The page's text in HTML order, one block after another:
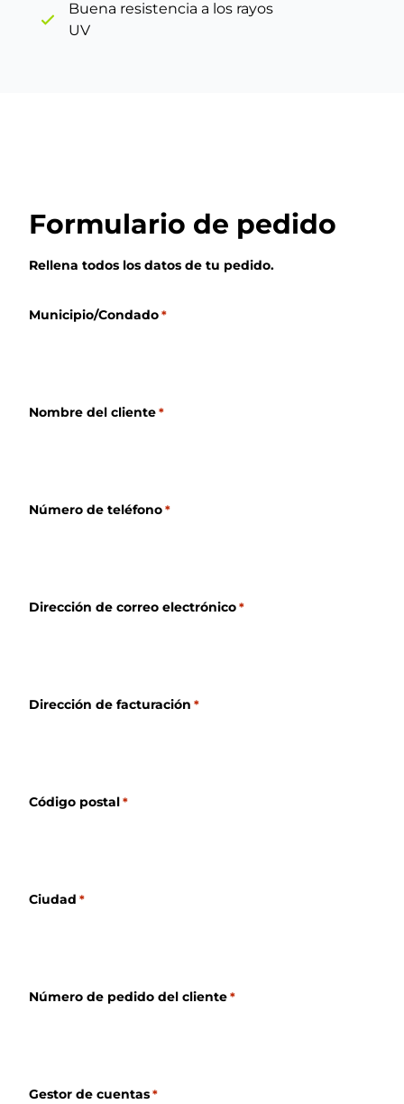
Buena resistencia a los rayos
UV
Formulario de pedido
Rellena todos los datos de tu pedido.
Municipio/Condado *
Nombre del cliente *
Número de teléfono *
Dirección de correo electrónico *
Dirección de facturación *
Código postal *
Ciudad *
Número de pedido del cliente *
Gestor de cuentas *